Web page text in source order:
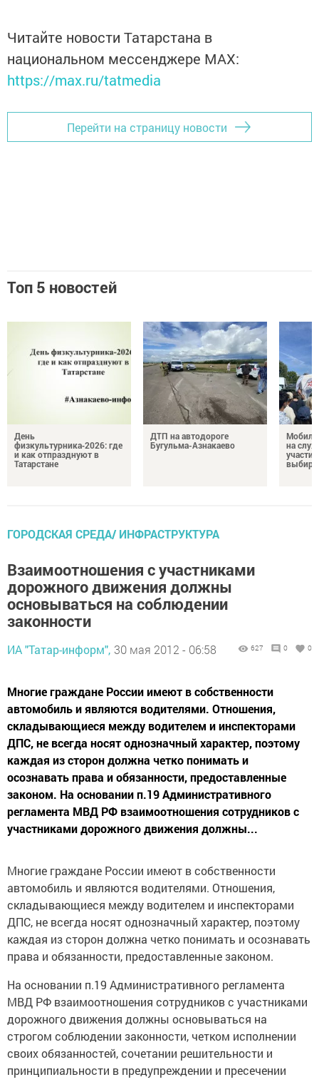
Читайте новости Татарстана в
национальном мессенджере MАХ:
https://max.ru/tatmedia
Перейти на страницу новости
Топ 5 новостей
День
физкультурника‑2026: где
и как отпразднуют в
Татарстане
ДТП на автодороге
Бугульма-Азнакаево
на
ГОРОДСКАЯ СРЕДА/ ИНФРАСТРУКТУРА
Взаимоотношения с участниками
дорожного движения должны
основываться на соблюдении
законности
ИА "Татар-информ", 30 мая 2012 - 06:58 627 0 0
Многие граждане России имеют в собственности
автомобиль и являются водителями. Отношения,
складывающиеся между водителем и инспекторами
ДПС, не всегда носят однозначный характер, поэтому
каждая из сторон должна четко понимать и
осознавать права и обязанности, предоставленные
законом. На основании п.19 Административного
регламента МВД РФ взаимоотношения сотрудников с
участниками дорожного движения должны...
Многие граждане России имеют в собственности
автомобиль и являются водителями. Отношения,
складывающиеся между водителем и инспекторами
ДПС, не всегда носят однозначный характер, поэтому
каждая из сторон должна четко понимать и осознавать
права и обязанности, предоставленные законом.
На основании п.19 Административного регламента
МВД РФ взаимоотношения сотрудников с участниками
дорожного движения должны основываться на
строгом соблюдении законности, четком исполнении
своих обязанностей, сочетании решительности и
принципиальности в предупреждении и пресечении